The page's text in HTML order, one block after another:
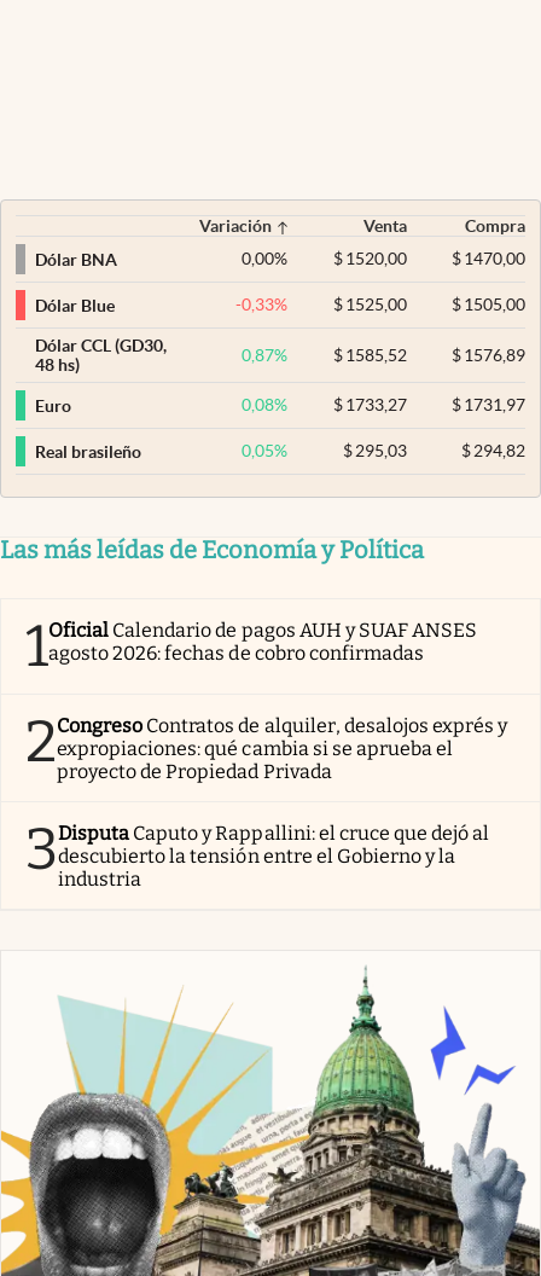
Variación Venta
Compra
Dólar BNA
0,00% $ 1520,00 $1470,00
Dólar Blue -0,33% $ 1525,00 $1505,00
Dólar CCL (GD30,
48 hs)
0,87% $ 1585,52 $1576,89
Euro 0,08% $ 1733,27 $1731,97
Real brasileño 0,05% $ 295,03 $294,82
Las más leídas de Economía y Política
1Oficial Calendario de pagos AUH y SUAF ANSES
agosto 2026: fechas de cobro confirmadas
2Congreso Contratos de alquiler, desalojos exprés y
expropiaciones: qué cambia si se aprueba el
proyecto de Propiedad Privada
3Disputa Caputo y Rappallini: el cruce que dejó al
descubierto la tensión entre el Gobierno y la
industria